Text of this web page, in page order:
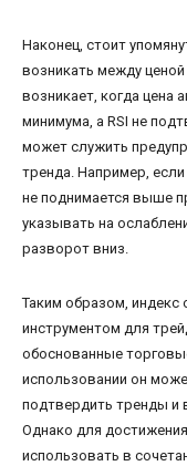
Наконец, стоит
возникать между ценой
возникает, когда цена
минимума, а RSI не
может служить
тренда. Например, если
не поднимается выше
указывать на
разворот вниз.
Таким образом,
инструментом для
обоснованные
использовании он
подтвердить тренды и
Однако для
использовать в